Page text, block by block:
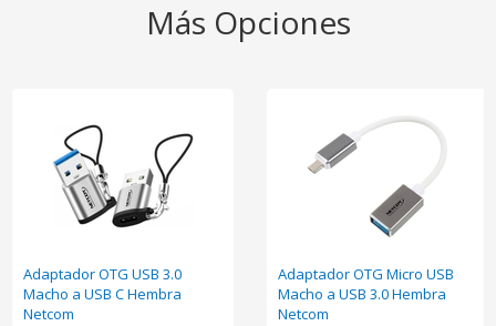
Más Opciones
Adaptador OTG USB 3.0
Macho a USB C Hembra
Netcom
Adaptador OTG Micro USB
Macho a USB 3.0 Hembra
Netcom